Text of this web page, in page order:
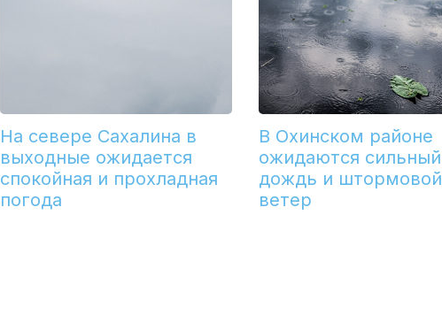
На севере Сахалина в
выходные ожидается
спокойная и прохладная
погода
В Охинском районе
ожидаются сильный
дождь и штормовой
ветер